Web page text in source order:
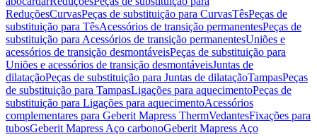
ReduçõesCurvasPeças de substituição para CurvasTêsPeças de
substituição para TêsAcessórios de transição permanentesPeças de
substituição para Acessórios de transição permanentesUniões e
acessórios de transição desmontáveisPeças de substituição para
Uniões e acessórios de transição desmontáveisJuntas de
dilataçãoPeças de substituição para Juntas de dilataçãoTampasPeças
de substituição para TampasLigações para aquecimentoPeças de
substituição para Ligações para aquecimentoAcessórios
complementares para Geberit Mapress ThermVedantesFixações para
tubosGeberit Mapress Aço carbonoGeberit Mapress Aço